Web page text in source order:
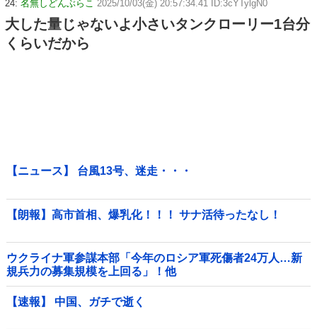
24: 名無しどんぶらこ 2025/10/03(金) 20:57:34.41 ID:3cYTylgN0
大した量じゃないよ小さいタンクローリー1台分
くらいだから
【ニュース】 台風13号、迷走・・・
【朗報】高市首相、爆乳化！！！ サナ活待ったなし！
ウクライナ軍参謀本部「今年のロシア軍死傷者24万人…新
規兵力の募集規模を上回る」！他
【速報】 中国、ガチで逝く